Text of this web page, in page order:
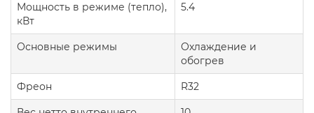
Мощность в режиме (тепло),
кВт
5.4
Основные режимы
Охлаждение и
обогрев
Фреон R32